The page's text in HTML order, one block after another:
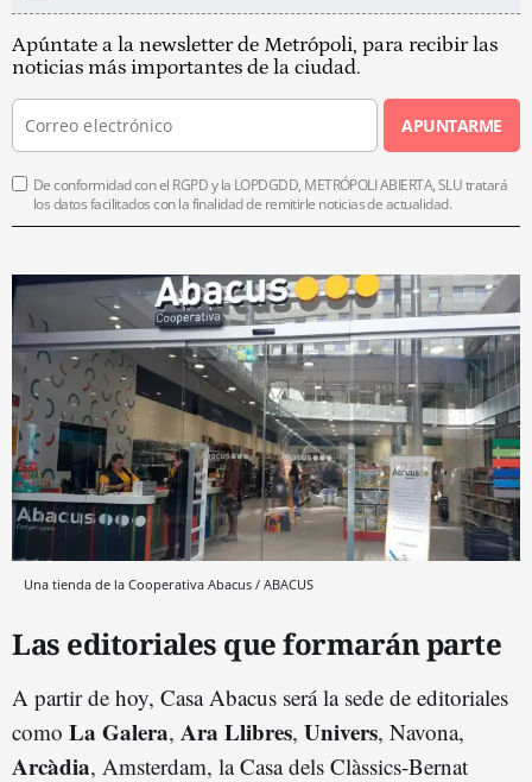
Apúntate a la newsletter de Metrópoli, para recibir las
noticias más importantes de la ciudad.
APUNTARME
De conformidad con el RGPD y la LOPDGDD, METRÓPOLI ABIERTA, SLU tratará
los datos facilitados con la finalidad de remitirle noticias de actualidad.
Una tienda de la Cooperativa Abacus / ABACUS
Las editoriales que formarán parte
A partir de hoy, Casa Abacus será la sede de editoriales
como La Galera, Ara Llibres, Univers, Navona,
Arcàdia, Amsterdam, la Casa dels Clàssics-Bernat